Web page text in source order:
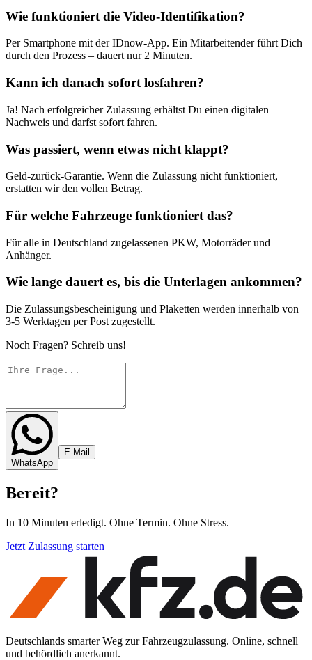
Wie funktioniert die Video-Identifikation?
Per Smartphone mit der IDnow-App. Ein Mitarbeitender führt Dich
durch den Prozess – dauert nur 2 Minuten.
Kann ich danach sofort losfahren?
Ja! Nach erfolgreicher Zulassung erhältst Du einen digitalen
Nachweis und darfst sofort fahren.
Was passiert, wenn etwas nicht klappt?
Geld-zurück-Garantie. Wenn die Zulassung nicht funktioniert,
erstatten wir den vollen Betrag.
Für welche Fahrzeuge funktioniert das?
Für alle in Deutschland zugelassenen PKW, Motorräder und
Anhänger.
Wie lange dauert es, bis die Unterlagen ankommen?
Die Zulassungsbescheinigung und Plaketten werden innerhalb von
3-5 Werktagen per Post zugestellt.
Noch Fragen? Schreib uns!
WhatsApp
E-Mail
Bereit?
In 10 Minuten erledigt. Ohne Termin. Ohne Stress.
Jetzt Zulassung starten
Deutschlands smarter Weg zur Fahrzeugzulassung. Online, schnell
und behördlich anerkannt.